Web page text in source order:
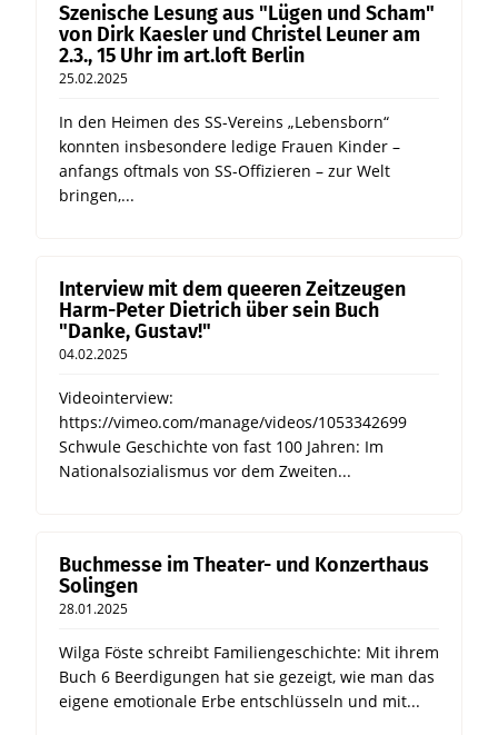
Szenische Lesung aus "Lügen und Scham"
von Dirk Kaesler und Christel Leuner am
2.3., 15 Uhr im art.loft Berlin
25.02.2025
In den Heimen des SS-Vereins „Lebensborn“
konnten insbesondere ledige Frauen Kinder –
anfangs oftmals von SS-Offizieren – zur Welt
bringen,...
Interview mit dem queeren Zeitzeugen
Harm-Peter Dietrich über sein Buch
"Danke, Gustav!"
04.02.2025
Videointerview:
https://vimeo.com/manage/videos/1053342699
Schwule Geschichte von fast 100 Jahren: Im
Nationalsozialismus vor dem Zweiten...
Buchmesse im Theater- und Konzerthaus
Solingen
28.01.2025
Wilga Föste schreibt Familiengeschichte: Mit ihrem
Buch 6 Beerdigungen hat sie gezeigt, wie man das
eigene emotionale Erbe entschlüsseln und mit...